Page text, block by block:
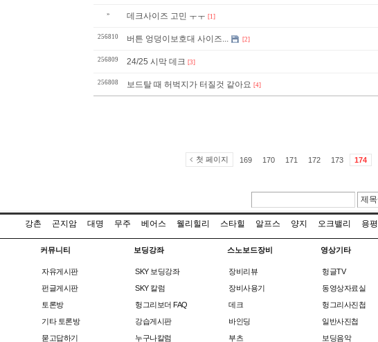
» 데크사이즈 고민 ㅜㅜ [1]
256810 버튼 엉덩이보호대 사이즈... [2]
256809 24/25 시막 데크 [3]
256808 보드탈 때 허벅지가 터질것 같아요 [4]
첫 페이지 169 170 171 172 173 174
강촌 곤지암 대명 무주 베어스 웰리힐리 스타힐 알프스 양지 오크밸리 용평
커뮤니티
자유게시판
펀글게시판
토론방
기타 토론방
묻고답하기
보딩강좌
SKY 보딩강좌
SKY 칼럼
헝그리보더 FAQ
강습게시판
누구나칼럼
스노보드장비
장비리뷰
장비사용기
데크
바인딩
부츠
영상기타
헝글TV
동영상자료실
헝그리사진첩
일반사진첩
보딩음악